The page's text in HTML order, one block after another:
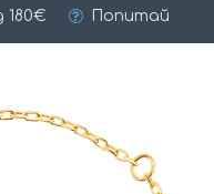
180€ Попитай